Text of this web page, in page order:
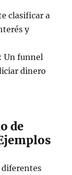
clasificar a
y
: Un funnel
dinero
de
diferentes